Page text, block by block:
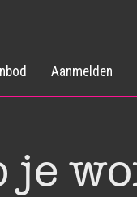
Aanmelden
je